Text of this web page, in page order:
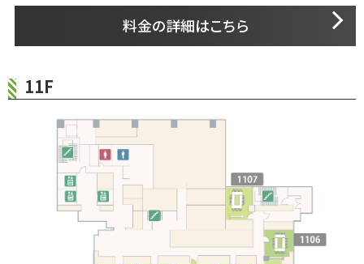
料金の詳細はこちら
11F